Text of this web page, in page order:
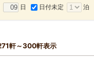
日 日付未定 泊
軒～300軒表示